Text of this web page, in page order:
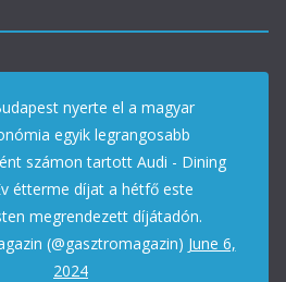
nyerte el a magyar
egyik legrangosabb
számon tartott Audi - Dining
étterme díjat a hétfő este
megrendezett díjátadón.
(@gasztromagazin) June 6,
2024